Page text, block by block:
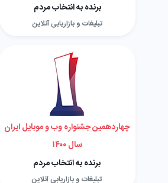
برنده به انتخاب مردم
تبلیغات و بازاریابی آنلاین
چهاردهمین جشنواره وب و موبایل ایران
سال ۱۴۰۰
برنده به انتخاب مردم
تبلیغات و بازاریابی آنلاین